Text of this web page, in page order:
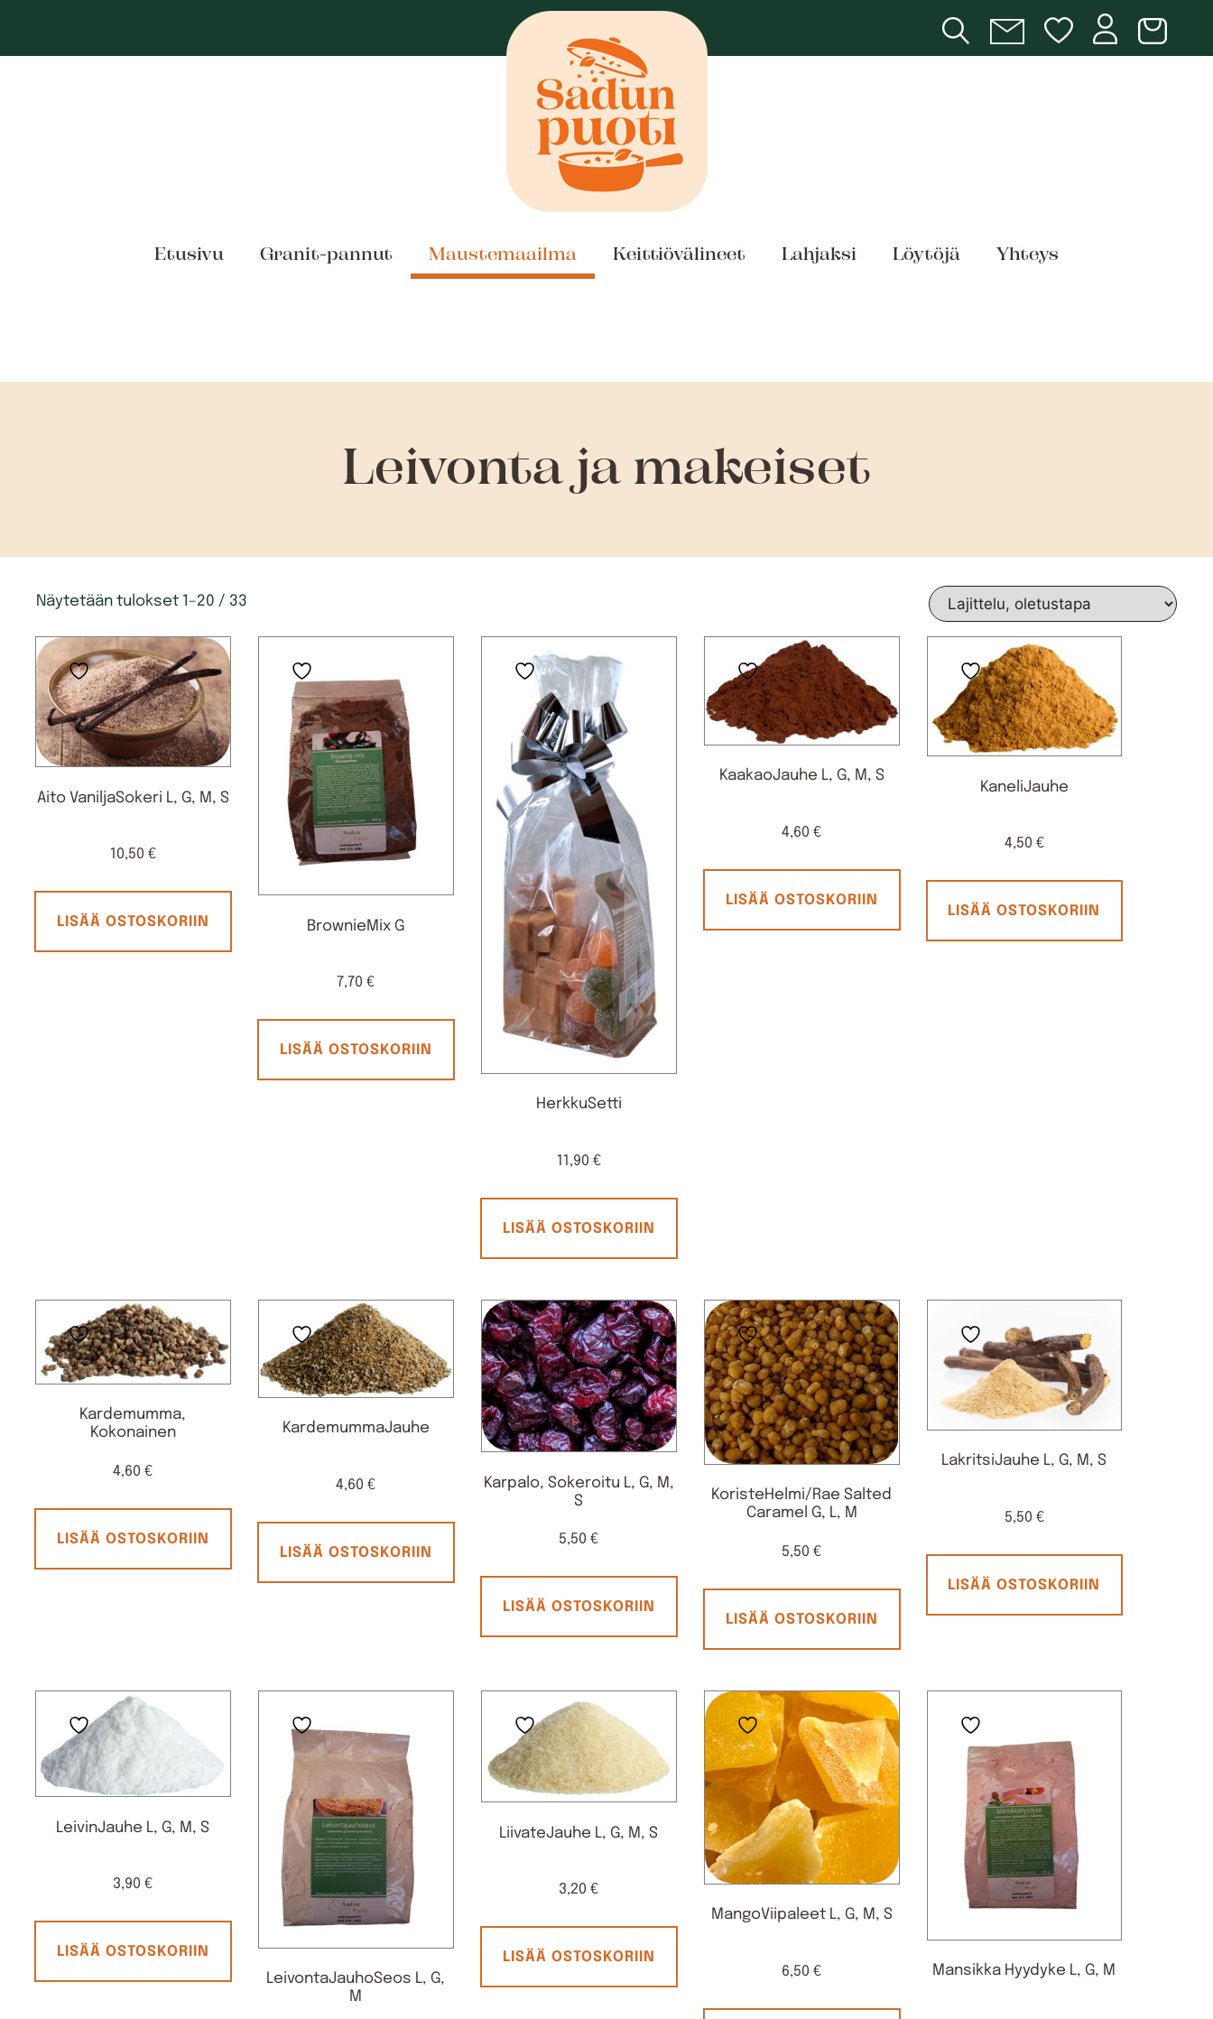
Etusivu Granit-pannut Maustemaailma Keittiövälineet Lahjaksi Löytöjä Yhteys
Leivonta ja makeiset
Näytetään tulokset 1–20 / 33
Aito VaniljaSokeri L, G, M, S
10,50 €
LISÄÄ OSTOSKORIIN BrownieMix G
7,70€
LISÄÄ OSTOSKORIIN
HerkkuSetti
11,90 €
LISÄÄ OSTOSKORIIN
KaakaoJauhe L, G, M, S
4,60€
LISÄÄ OSTOSKORIIN
KaneliJauhe
4,50 €
LISÄÄ OSTOSKORIIN
Kardemumma,
Kokonainen
4,60€
LISÄÄ OSTOSKORIIN
KardemummaJauhe
4,60€
LISÄÄ OSTOSKORIIN
Karpalo, Sokeroitu L, G, M,
S
5,50€
LISÄÄ OSTOSKORIIN
KoristeHelmi/Rae Salted
Caramel G, L, M
5,50€
LISÄÄ OSTOSKORIIN
LakritsiJauhe L, G, M, S
5,50 €
LISÄÄ OSTOSKORIIN
LeivinJauhe L, G, M, S
3,90€
LISÄÄ OSTOSKORIIN
LeivontaJauhoSeos L, G,
M
LiivateJauhe L, G, M, S
3,20€
LISÄÄ OSTOSKORIIN
MangoViipaleet L, G, M, S
6,50€ Mansikka Hyydyke L, G, M